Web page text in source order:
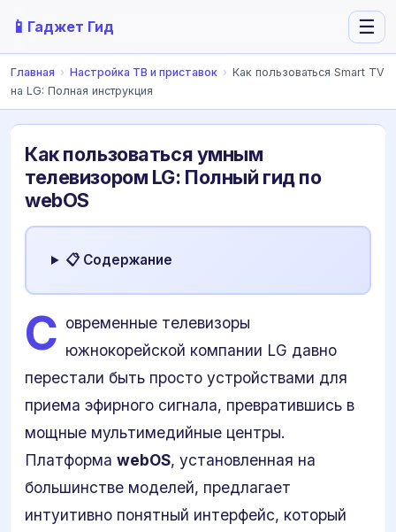
📱 Гаджет Гид ☰
Главная › Настройка ТВ и приставок › Как пользоваться Smart TV
на LG: Полная инструкция
Как пользоваться умным
телевизором LG: Полный гид по
webOS
📋 Содержание
С овременные телевизоры
южнокорейской компании LG давно
перестали быть просто устройствами для
приема эфирного сигнала, превратившись в
мощные мультимедийные центры.
Платформа webOS, установленная на
большинстве моделей, предлагает
интуитивно понятный интерфейс, который